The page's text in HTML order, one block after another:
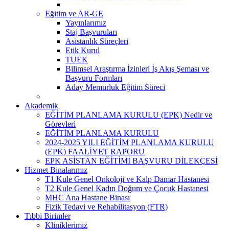
Eğitim ve AR-GE
Yayınlarımız
Staj Başvuruları
Asistanlık Süreçleri
Etik Kurul
TUEK
Bilimsel Araştırma İzinleri İş Akış Şeması ve
Başvuru Formları
Aday Memurluk Eğitim Süreci
Akademik
EĞİTİM PLANLAMA KURULU (EPK) Nedir ve
Görevleri
EĞİTİM PLANLAMA KURULU
2024-2025 YILI EĞİTİM PLANLAMA KURULU
(EPK) FAALİYET RAPORU
EPK ASİSTAN EĞİTİMİ BAŞVURU DİLEKÇESİ
Hizmet Binalarımız
T1 Kule Genel Onkoloji ve Kalp Damar Hastanesi
T2 Kule Genel Kadın Doğum ve Çocuk Hastanesi
MHC Ana Hastane Binası
Fizik Tedavi ve Rehabilitasyon (FTR)
Tıbbi Birimler
Kliniklerimiz